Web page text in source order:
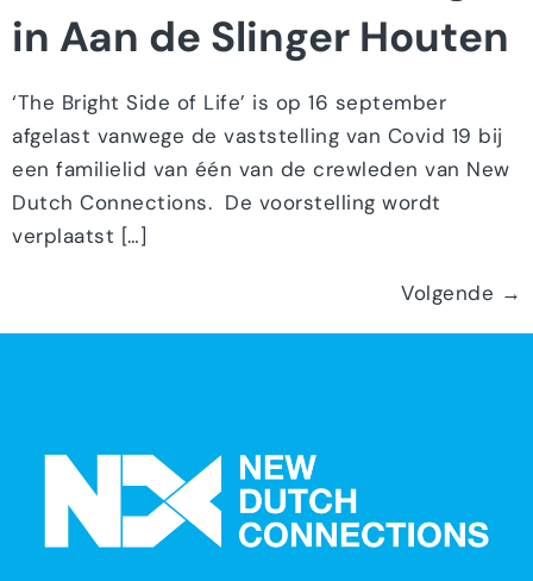
in Aan de Slinger Houten
‘The Bright Side of Life’ is op 16 september
afgelast vanwege de vaststelling van Covid 19 bij
een familielid van één van de crewleden van New
Dutch Connections. De voorstelling wordt
verplaatst […]
Volgende →